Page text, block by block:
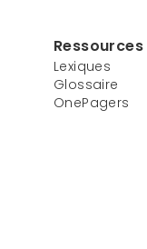
Ressources
Lexiques
Glossaire
OnePagers